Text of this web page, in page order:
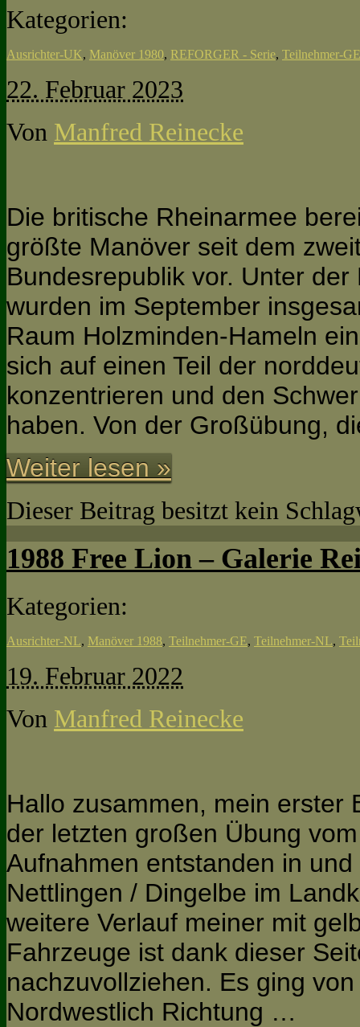
Kategorien:
Ausrichter-UK, Manöver 1980, REFORGER - Serie, Teilnehmer-GE
22. Februar 2023
Von Manfred Reinecke
Die britische Rheinarmee
größte Manöver seit dem
Bundesrepublik vor. Unter
wurden im September
Raum Holzminden-Hameln
sich auf einen Teil der
konzentrieren und den
haben. Von der Großübung,
Weiter lesen »
Dieser Beitrag besitzt kein
1988 Free Lion – Galerie
Kategorien:
Ausrichter-NL, Manöver 1988, Teilnehmer-GE, Teilnehmer-NL,
19. Februar 2022
Von Manfred Reinecke
Hallo zusammen, mein erster
der letzten großen Übung
Aufnahmen entstanden in
Nettlingen / Dingelbe im
weitere Verlauf meiner mit
Fahrzeuge ist dank dieser
nachzuvollziehen. Es ging
Nordwestlich Richtung …